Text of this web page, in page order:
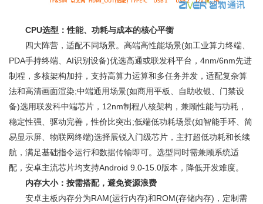
CPU选型：性能、功耗与成本的核心平衡
四大阵营，适配不同场景。高端高性能场景(如工业算力终端、
PDA手持终端、AI识别设备)优选高通或联发科平台，4nm/6nm先进
制程，多核架构加持，支持高算力运算和多任务并发，适配复杂算
法和高清画面渲染;中端通用场景(如商用平板、自助收银、门禁设
备)选用联发科中端芯片，12nm制程八核架构，兼顾性能与功耗，
稳定性强、驱动完善，性价比突出;低端低功耗场景(如智能手环、简
易显示屏、物联网终端)选择展锐入门级芯片，主打超低功耗和长续
航，满足基础指令运行和数据传输即可。选型同时需兼顾系统适
配，安卓主流芯片均支持Android 9.0-15.0版本，降低开发难度。
内存大小：按需搭配，避免资源浪费
安卓主板内存分为RAM(运行内存)和ROM(存储内存)，定制需